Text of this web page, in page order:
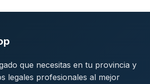
que necesitas en tu provincia y
legales profesionales al mejor